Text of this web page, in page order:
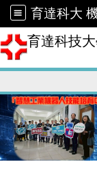
育達科大
育達科技